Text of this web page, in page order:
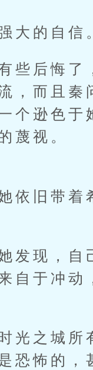
的自信
后悔了
，而且秦
个逊色于
蔑视。
旧带着
现，自
自于冲动
之城所
恐怖的，